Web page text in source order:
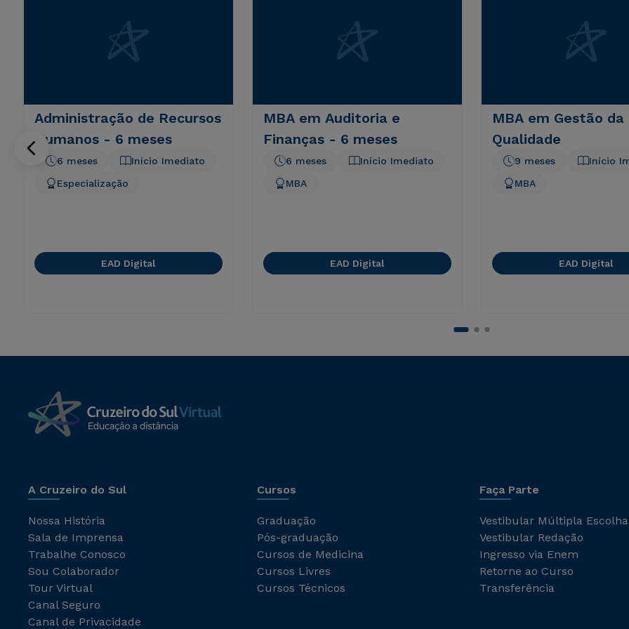
Administração de Recursos
Humanos - 6 meses
Início Imediato
6 meses
Especialização
EAD Digital
MBA em Auditoria e
Finanças - 6 meses
Início Imediato
6 meses
MBA
EAD Digital
MBA em Gestão da
Qualidade
Início
9 meses
MBA
EAD Digital
A Cruzeiro do Sul
Nossa História
Sala de Imprensa
Trabalhe Conosco
Sou Colaborador
Tour Virtual
Canal Seguro
Canal de Privacidade
Cursos
Graduação
Pós-graduação
Cursos de Medicina
Cursos Livres
Cursos Técnicos
Faça Parte
Vestibular Múltipla Escolha
Vestibular Redação
Ingresso via Enem
Retorne ao Curso
Transferência